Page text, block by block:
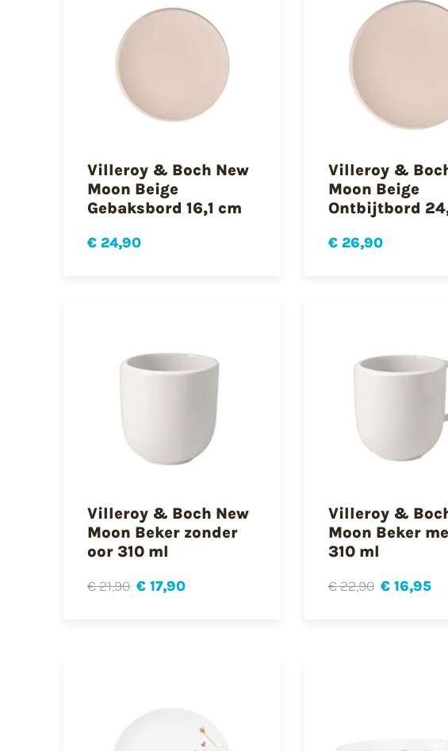
Villeroy & Boch New
Moon Beige
Gebaksbord 16,1 cm
€ 24,90
Villeroy &
Moon Beige
Ontbijtbord
€ 26,90
Villeroy & Boch New
Moon Beker zonder
oor 310 ml
€ 21,90 € 17,90
Villeroy &
Moon Beker
310 ml
€ 22,90 € 16,95